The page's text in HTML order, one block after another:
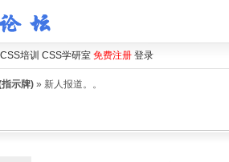
CSS培训 CSS学研室 免费注册 登录
示牌)» 新人报道。。